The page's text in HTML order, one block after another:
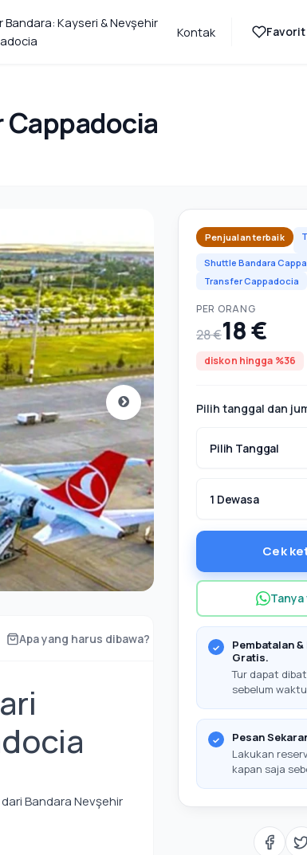
Bandara: Kayseri & Nevşehir
Kontak Favorit
Apa yang harus dibawa?
Bandara Nevşehir
Penjualan terbaik
Shuttle Bandara
Transfer Cappadocia
PER ORANG
28 €18 €
diskon hingga %36
Pilih tanggal dan
Pilih Tanggal
1 Dewasa
Cek
Tanya
Pembatalan
Gratis.
Tur dapat
sebelum
Pesan
Lakukan
kapan saja